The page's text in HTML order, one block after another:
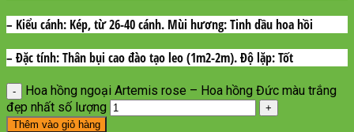
– Kiểu cánh: Kép, từ 26-40 cánh. Mùi hương: Tinh dầu hoa hồi
– Đặc tính:Thân bụi cao đào tạo leo (1m2-2m).Độ lặp: Tốt
Hoa hồng ngoại Artemis rose – Hoa hồng Đức màu trắng
đẹp nhất số lượng
Thêm vào giỏ hàng